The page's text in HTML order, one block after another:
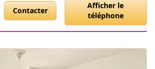
Contacter
Afficher le
téléphone